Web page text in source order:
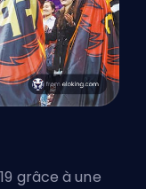
grâce à une